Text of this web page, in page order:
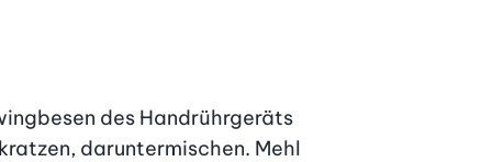
des Handrührgeräts
daruntermischen. Mehl